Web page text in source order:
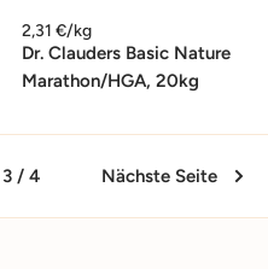
2,31 €/kg
Dr. Clauders Basic Nature
Marathon/HGA, 20kg
/ 4 Nächste Seite